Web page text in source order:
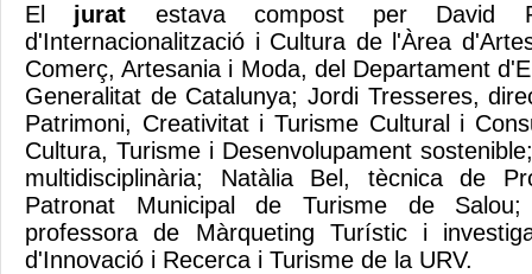
El jurat estava compost per David
d'Internacionalització i Cultura de l'Àrea
Comerç, Artesania i Moda, del Departament
Generalitat de Catalunya; Jordi Tresseres,
Patrimoni, Creativitat i Turisme Cultural i
Cultura, Turisme i Desenvolupament
multidisciplinària; Natàlia Bel, tècnica de
Patronat Municipal de Turisme de
professora de Màrqueting Turístic i
d'Innovació i Recerca i Turisme de la URV.